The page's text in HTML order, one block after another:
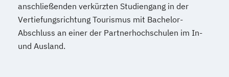
anschließenden verkürzten Studiengang in der
Vertiefungsrichtung Tourismus mit Bachelor-
Abschluss an einer der Partnerhochschulen im In-
und Ausland.